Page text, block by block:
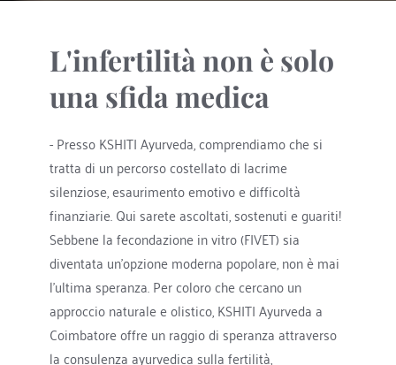
L'infertilità non è solo
una sfida medica
- Presso KSHITI Ayurveda, comprendiamo che si
tratta di un percorso costellato di lacrime
silenziose, esaurimento emotivo e difficoltà
finanziarie. Qui sarete ascoltati, sostenuti e guariti!
Sebbene la fecondazione in vitro (FIVET) sia
diventata un'opzione moderna popolare, non è mai
l'ultima speranza. Per coloro che cercano un
approccio naturale e olistico, KSHITI Ayurveda a
Coimbatore offre un raggio di speranza attraverso
la consulenza ayurvedica sulla fertilità,